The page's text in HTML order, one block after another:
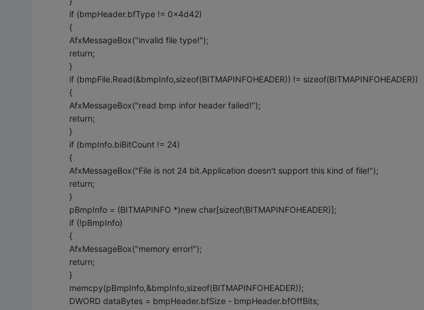
if (bmpHeader.bfType != 0x4d42)
{
AfxMessageBox("invalid file type!");
return;
}
if (bmpFile.Read(&bmpInfo,sizeof(BITMAPINFOHEADER)) != sizeof(BITMAPINFOHEADER))
{
AfxMessageBox("read bmp infor header failed!");
return;
}
if (bmpInfo.biBitCount != 24)
{
AfxMessageBox("File is not 24 bit.Application doesn't support this kind of file!");
return;
}
pBmpInfo = (BITMAPINFO *)new char[sizeof(BITMAPINFOHEADER)];
if (!pBmpInfo)
{
AfxMessageBox("memory error!");
return;
}
memcpy(pBmpInfo,&bmpInfo,sizeof(BITMAPINFOHEADER));
DWORD dataBytes = bmpHeader.bfSize - bmpHeader.bfOffBits;